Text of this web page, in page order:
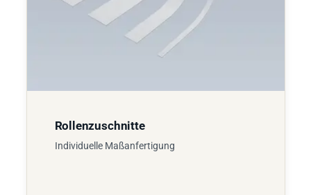
Rollenzuschnitte
Individuelle Maßanfertigung